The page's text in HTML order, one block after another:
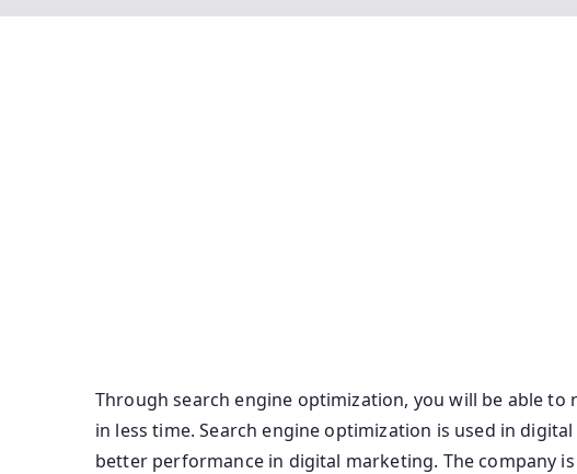
Through search engine optimization, you will be able
in less time. Search engine optimization is used in
better performance in digital marketing. The company